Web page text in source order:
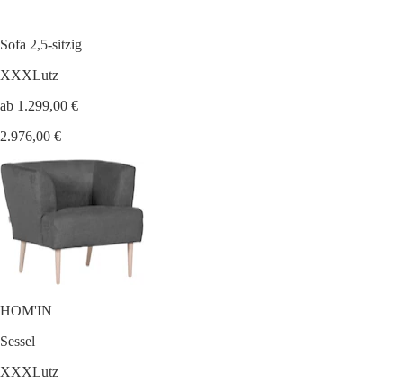
Sofa 2,5-sitzig
XXXLutz
ab 1.299,00 €
2.976,00 €
HOM'IN
Sessel
XXXLutz